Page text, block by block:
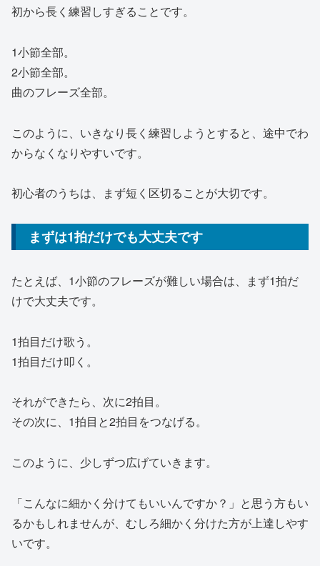
初から長く練習しすぎることです。
1小節全部。
2小節全部。
曲のフレーズ全部。
このように、いきなり長く練習しようとすると、途中でわ
からなくなりやすいです。
初心者のうちは、まず短く区切ることが大切です。
まずは1拍だけでも大丈夫です
たとえば、1小節のフレーズが難しい場合は、まず1拍だ
けで大丈夫です。
1拍目だけ歌う。
1拍目だけ叩く。
それができたら、次に2拍目。
その次に、1拍目と2拍目をつなげる。
このように、少しずつ広げていきます。
「こんなに細かく分けてもいいんですか？」と思う方もい
るかもしれませんが、むしろ細かく分けた方が上達しやす
いです。